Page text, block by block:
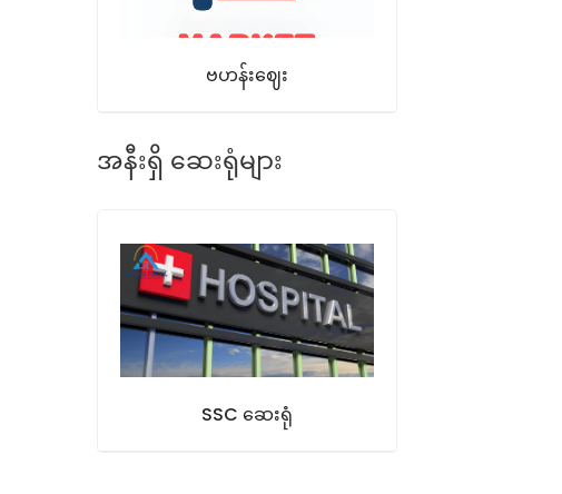
ဗဟန်းဈေး
အနီးရှိ ဆေးရုံများ
SSC ဆေးရုံ